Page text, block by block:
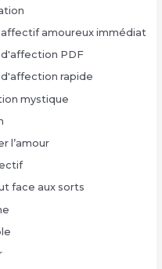
amoureux immédiat
PDF
rapide
mystique
l’amour
face aux sorts